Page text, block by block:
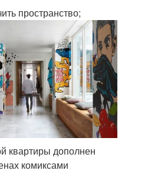
пространство;
квартиры дополнен
комиксами